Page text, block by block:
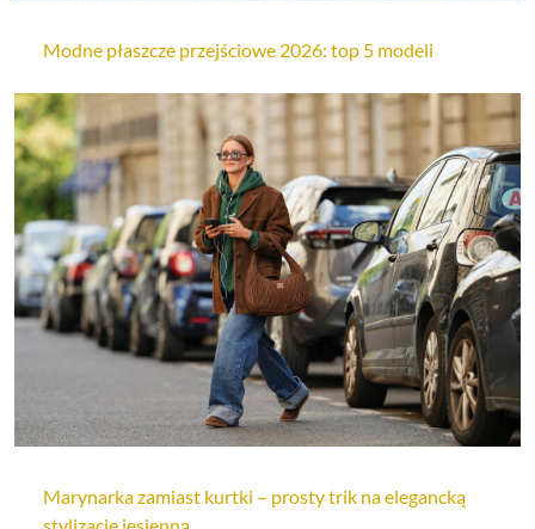
Modne płaszcze przejściowe 2026: top 5 modeli
Marynarka zamiast kurtki – prosty trik na elegancką